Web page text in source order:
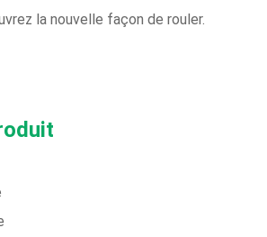
la nouvelle façon de rouler.